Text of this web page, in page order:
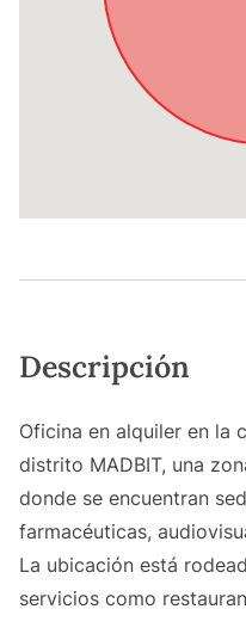
Descripción
Oficina en alquiler en la
distrito MADBIT, una
donde se encuentran
farmacéuticas,
La ubicación está
servicios como